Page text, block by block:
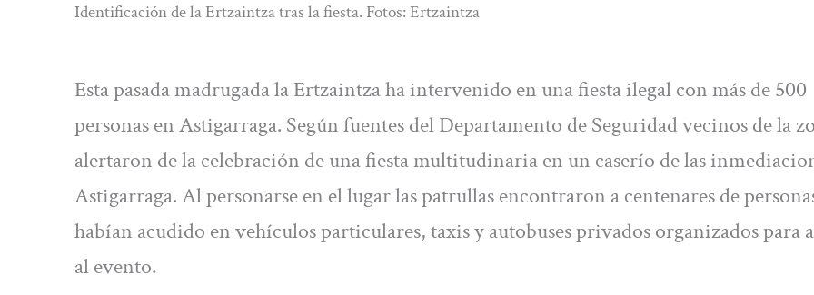
Identificación de la Ertzaintza tras la fiesta. Fotos: Ertzaintza
Esta pasada madrugada la Ertzaintza ha intervenido en una fiesta ilegal con más de 500
personas en Astigarraga. Según fuentes del Departamento de Seguridad vecinos de la
alertaron de la celebración de una fiesta multitudinaria en un caserío de las
Astigarraga. Al personarse en el lugar las patrullas encontraron a centenares de
habían acudido en vehículos particulares, taxis y autobuses privados organizados para
al evento.